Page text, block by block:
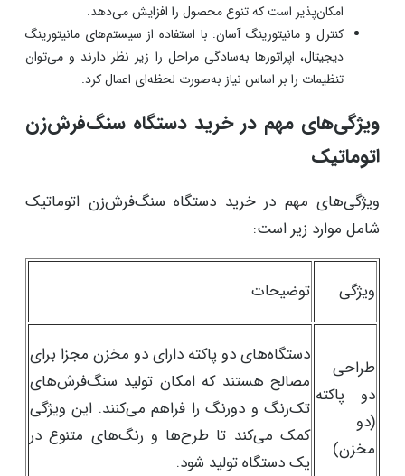
امکان‌پذیر است که تنوع محصول را افزایش می‌دهد. ​
کنترل و مانیتورینگ آسان: با استفاده از سیستم‌های مانیتورینگ
دیجیتال، اپراتورها به‌سادگی مراحل را زیر نظر دارند و می‌توان
تنظیمات را بر اساس نیاز به‌صورت لحظه‌ای اعمال کرد.
ویژگی‌های مهم در خرید دستگاه سنگ‌فرش‌زن
اتوماتیک
ویژگی‌های مهم در خرید دستگاه سنگ‌فرش‌زن اتوماتیک
شامل موارد زیر است:
ویژگی توضیحات
طراحی
دو پاکته
(دو
مخزن)
دستگاه‌های دو پاکته دارای دو مخزن مجزا برای
مصالح هستند که امکان تولید سنگ‌فرش‌های
تک‌رنگ و دورنگ را فراهم می‌کنند. این ویژگی
کمک می‌کند تا طرح‌ها و رنگ‌های متنوع در
یک دستگاه تولید شود.